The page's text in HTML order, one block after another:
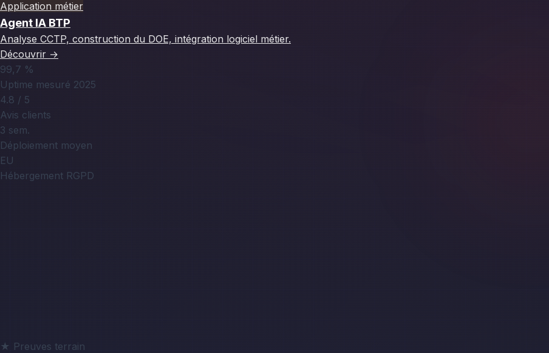
Application métier
Agent IA BTP
Analyse CCTP, construction du DOE, intégration logiciel métier.
Découvrir →
99,7 %
Uptime mesuré 2025
4.8 / 5
Avis clients
3 sem.
Déploiement moyen
EU
Hébergement RGPD
★ Preuves terrain